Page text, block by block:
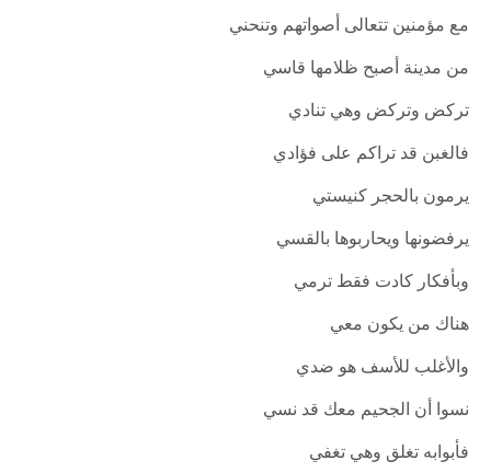
مع مؤمنين تتعالى أصواتهم وتنحني
من مدينة أصبح ظلامها قاسي
تركض وتركض وهي تنادي
فالغبن قد تراكم على فؤادي
يرمون بالحجر كنيستي
يرفضونها ويحاربوها بالقسي
وبأفكار كادت فقط ترمي
هناك من يكون معي
والأغلب للأسف هو ضدي
نسوا أن الجحيم معك قد نسي
فأبوابه تغلق وهي تغفي